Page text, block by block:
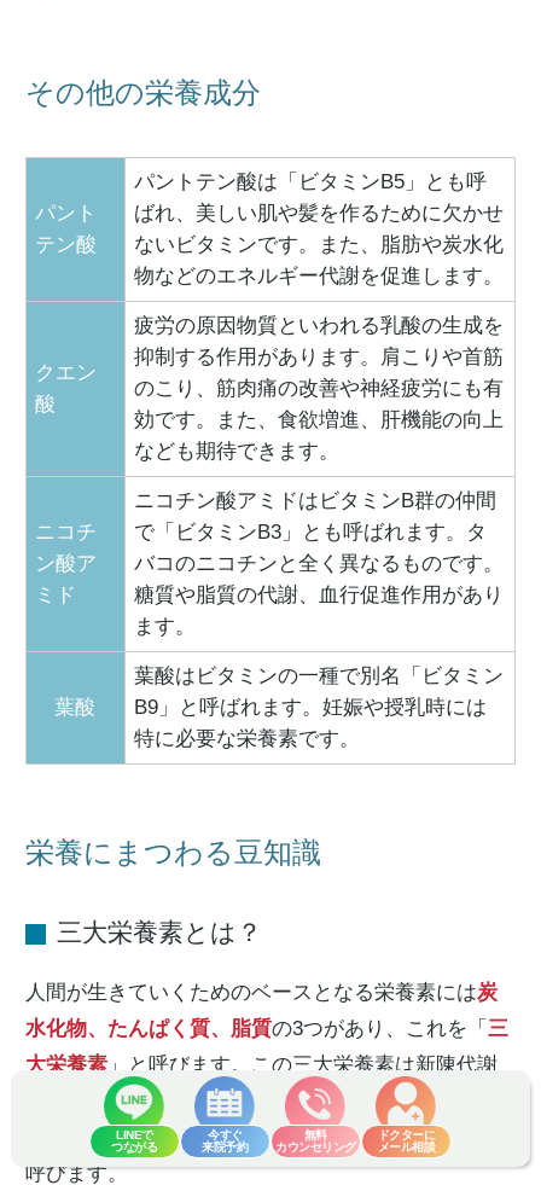
LINEで
つながる
今すぐ
来院予約
無料
カウンセリング
ドクターに
メール相談
その他の栄養成分
パント
テン酸
パントテン酸は「ビタミンB5」とも呼
ばれ、美しい肌や髪を作るために欠かせ
ないビタミンです。また、脂肪や炭水化
物などのエネルギー代謝を促進します。
クエン
酸
疲労の原因物質といわれる乳酸の生成を
抑制する作用があります。肩こりや首筋
のこり、筋肉痛の改善や神経疲労にも有
効です。また、食欲増進、肝機能の向上
なども期待できます。
ニコチ
ン酸ア
ミド
ニコチン酸アミドはビタミンB群の仲間
で「ビタミンB3」とも呼ばれます。タ
バコのニコチンと全く異なるものです。
糖質や脂質の代謝、血行促進作用があり
ます。
葉酸
葉酸はビタミンの一種で別名「ビタミン
B9」と呼ばれます。妊娠や授乳時には
特に必要な栄養素です。
栄養にまつわる豆知識
三大栄養素とは？
人間が生きていくためのベースとなる栄養素には炭
水化物、たんぱく質、脂質の3つがあり、これを「 三
大栄養素 」と呼びます。この三大栄養素は新陳代謝
や健康保持に重要な役割を果たしており、これに
タミン、ミネラル を加えたものを「五大栄養素
呼びます。